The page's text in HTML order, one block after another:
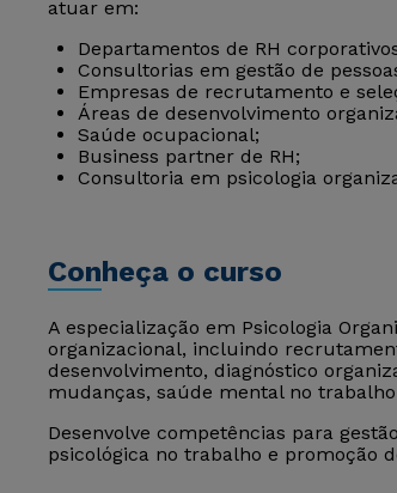
atuar em:
Departamentos de RH
Consultorias em gestão de
Empresas de recrutamento e
Áreas de desenvolvimento
Saúde ocupacional;
Business partner de RH;
Consultoria em psicologia
Conheça o curso
A especialização em Psicologia
organizacional, incluindo
desenvolvimento, diagnóstico
mudanças, saúde mental no
Desenvolve competências para
psicológica no trabalho e promoção